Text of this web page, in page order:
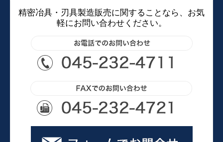
精密冶具・刃具製造販売に関することなら、お気
軽にお問い合わせください。